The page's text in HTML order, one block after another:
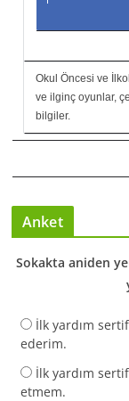
Okul Öncesi ve
ve ilginç oyunlar,
bilgiler.
Anket
Sokakta aniden
İlk yardım
ederim.
İlk yardım
etmem.